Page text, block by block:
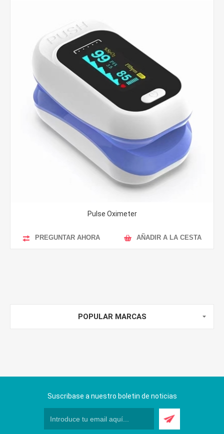
Pulse Oximeter
PREGUNTAR AHORA AÑADIR A LA CESTA
POPULAR MARCAS
Suscribase a nuestro boletin de noticias